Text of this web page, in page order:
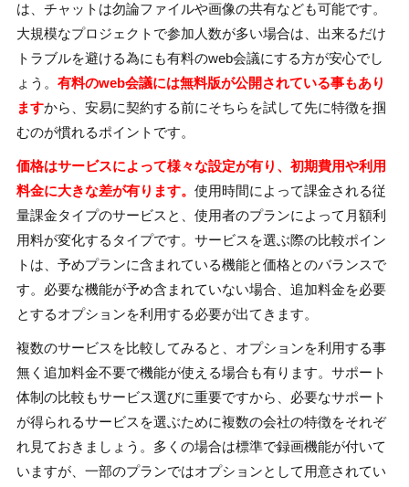
は、チャットは勿論ファイルや画像の共有なども可能です。
大規模なプロジェクトで参加人数が多い場合は、出来るだけ
トラブルを避ける為にも有料のweb会議にする方が安心でし
ょう。 有料のweb会議には無料版が公開されている事もあり
ますから、安易に契約する前にそちらを試して先に特徴を掴
むのが慣れるポイントです。
価格はサービスによって様々な設定が有り、初期費用や利用
料金に大きな差が有ります。 使用時間によって課金される従
量課金タイプのサービスと、使用者のプランによって月額利
用料が変化するタイプです。サービスを選ぶ際の比較ポイン
トは、予めプランに含まれている機能と価格とのバランスで
す。必要な機能が予め含まれていない場合、追加料金を必要
とするオプションを利用する必要が出てきます。
複数のサービスを比較してみると、オプションを利用する事
無く追加料金不要で機能が使える場合も有ります。サポート
体制の比較もサービス選びに重要ですから、必要なサポート
が得られるサービスを選ぶために複数の会社の特徴をそれぞ
れ見ておきましょう。多くの場合は標準で録画機能が付いて
いますが、一部のプランではオプションとして用意されてい